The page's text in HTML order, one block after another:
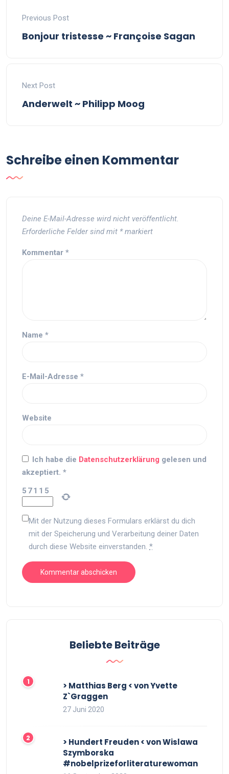
Previous Post
Bonjour tristesse ~ Françoise Sagan
Next Post
Anderwelt ~ Philipp Moog
Schreibe einen Kommentar
Deine E-Mail-Adresse wird nicht veröffentlicht.
Erforderliche Felder sind mit *markiert
Kommentar *
Name *
E-Mail-Adresse *
Website
Ich habe die Datenschutzerklärung gelesen und
akzeptiert. *
5 71 1 5
Mit der Nutzung dieses Formulars erklärst du dich
mit der Speicherung und Verarbeitung deiner Daten
durch diese Website einverstanden. *
Beliebte Beiträge
> Matthias Berg < von Yvette
Z`Graggen
27 Juni 2020
> Hundert Freuden < von Wislawa
Szymborska
#nobelprizeforliteraturewoman